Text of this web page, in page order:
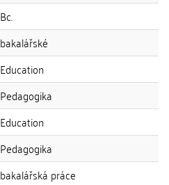
Bc.
bakalářské
Education
Pedagogika
Education
Pedagogika
bakalářská práce